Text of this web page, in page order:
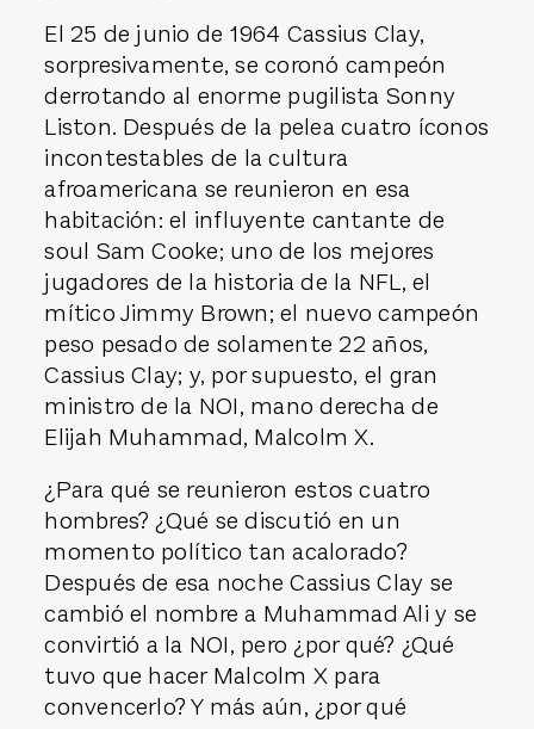
El 25 de junio de 1964 Cassius Clay,
sorpresivamente, se coronó campeón
derrotando al enorme pugilista Sonny
Liston. Después de la pelea cuatro íconos
incontestables de la cultura
afroamericana se reunieron en esa
habitación: el influyente cantante de
soul Sam Cooke; uno de los mejores
jugadores de la historia de la NFL, el
mítico Jimmy Brown; el nuevo campeón
peso pesado de solamente 22 años,
Cassius Clay; y, por supuesto, el gran
ministro de la NOI, mano derecha de
Elijah Muhammad, Malcolm X.
¿Para qué se reunieron estos cuatro
hombres? ¿Qué se discutió en un
momento político tan acalorado?
Después de esa noche Cassius Clay se
cambió el nombre a Muhammad Ali y se
convirtió a la NOI, pero ¿por qué? ¿Qué
tuvo que hacer Malcolm X para
convencerlo? Y más aún, ¿por qué